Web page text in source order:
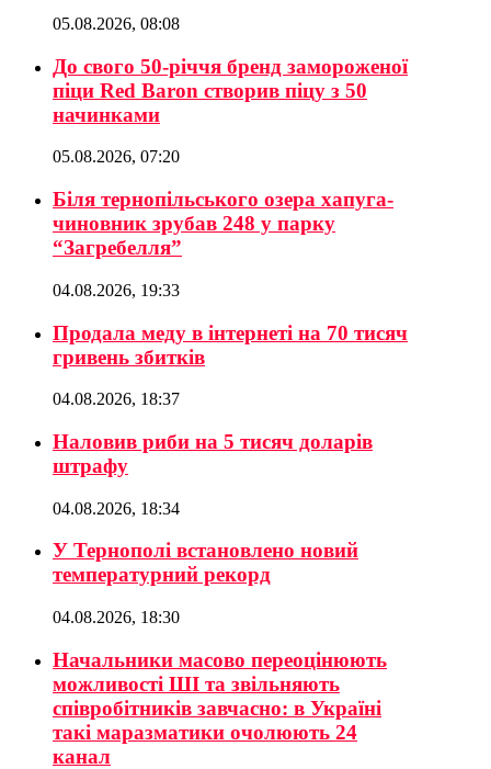
05.08.2026, 08:08
До свого 50-річчя бренд замороженої
піци Red Baron створив піцу з 50
начинками
05.08.2026, 07:20
Біля тернопільського озера хапуга-
чиновник зрубав 248 у парку
“Загребелля”
04.08.2026, 19:33
Продала меду в інтернеті на 70 тисяч
гривень збитків
04.08.2026, 18:37
Наловив риби на 5 тисяч доларів
штрафу
04.08.2026, 18:34
У Тернополі встановлено новий
температурний рекорд
04.08.2026, 18:30
Начальники масово переоцінюють
можливості ШІ та звільняють
співробітників завчасно: в Україні
такі маразматики очолюють 24
канал